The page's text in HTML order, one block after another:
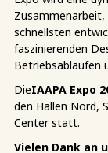
schnellsten
faszinierenden
Betriebsabläufen
DieIAAPA Expo
den Hallen Nord,
Center statt.
Vielen Dank an